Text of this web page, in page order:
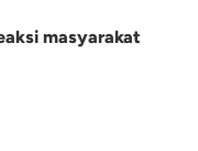
masyarakat